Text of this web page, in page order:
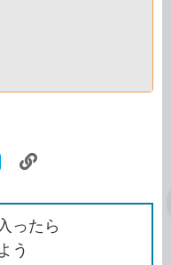
な
ブ
ッ
ク
ク
を
コ
ったら
う